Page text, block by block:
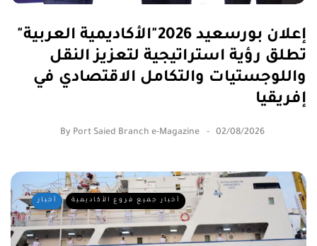
إعلان بورسعيد 2026"الأكاديمية العربية"
تطلق رؤية استراتيجية لتعزيز النقل
واللوجستيات والتكامل الاقتصادي في
إفريقيا
By Port Saied Branch e-Magazine 02/08/2026
أخبار أخبار جميع فروع الأكاديمية